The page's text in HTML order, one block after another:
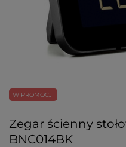
W PROMOCJI
Zegar ścienny
BNC014BK